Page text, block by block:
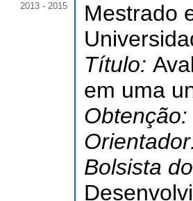
2013 - 2015
Mestrado
Título:
em uma
Obtenção:
Bolsista